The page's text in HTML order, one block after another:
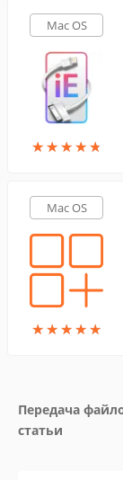
Mac OS
★★★★★
★★★★★
Mac OS
★★★★★
★★★★★
Передача
статьи